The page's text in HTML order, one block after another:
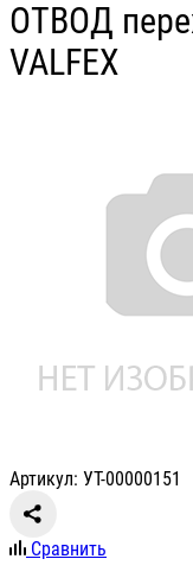
ОТВОД
VALFEX
Артикул: УТ-00000151
Сравнить